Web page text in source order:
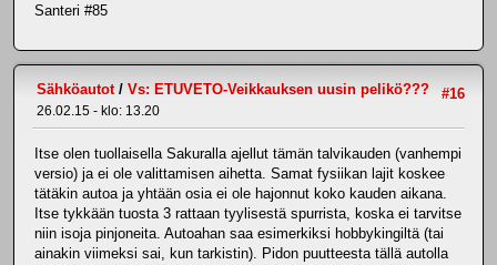
Santeri #85
#16
Sähköautot/ Vs: ETUVETO-Veikkauksen uusin pelikö???
26.02.15 - klo: 13.20
Itse olen tuollaisella Sakuralla ajellut tämän talvikauden (vanhempi
versio) ja ei ole valittamisen aihetta. Samat fysiikan lajit koskee
tätäkin autoa ja yhtään osia ei ole hajonnut koko kauden aikana.
Itse tykkään tuosta 3 rattaan tyylisestä spurrista, koska ei tarvitse
niin isoja pinjoneita. Autoahan saa esimerkiksi hobbykingiltä (tai
ainakin viimeksi sai, kun tarkistin). Pidon puutteesta tällä autolla